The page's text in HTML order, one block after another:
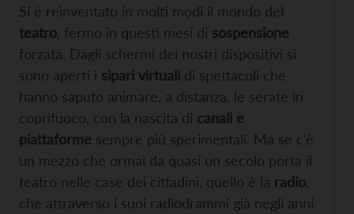
Si è reinventato in molti modi il mondo del
teatro , fermo in questi mesi di sospensione
forzata. Dagli schermi dei nostri dispositivi si
sono aperti i sipari virtuali di spettacoli che
hanno saputo animare, a distanza, le serate in
coprifuoco, con la nascita di canali e
piattaforme sempre più sperimentali. Ma se c’è
un mezzo che ormai da quasi un secolo porta il
teatro nelle case dei cittadini, quello è la radio
che attraverso i suoi radiodrammi già negli anni